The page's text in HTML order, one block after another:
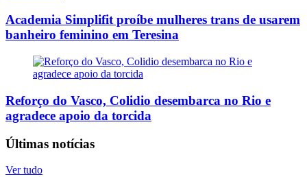
Academia Simplifit proíbe mulheres trans de usarem
banheiro feminino em Teresina
Reforço do Vasco, Colidio desembarca no Rio e
agradece apoio da torcida
Últimas notícias
Ver tudo